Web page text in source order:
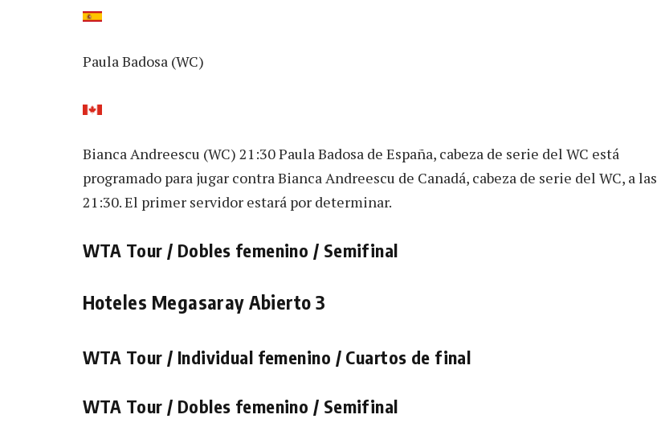
Paula Badosa (WC)
Bianca Andreescu (WC) 21:30 Paula Badosa de España, cabeza de serie del WC está
programado para jugar contra Bianca Andreescu de Canadá, cabeza de serie del WC, a las
21:30. El primer servidor estará por determinar.
WTA Tour / Dobles femenino / Semifinal
Hoteles Megasaray Abierto 3
WTA Tour / Individual femenino / Cuartos de final
WTA Tour / Dobles femenino / Semifinal